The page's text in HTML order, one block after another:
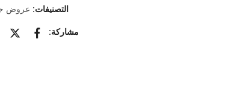
التصنيفات: عروض